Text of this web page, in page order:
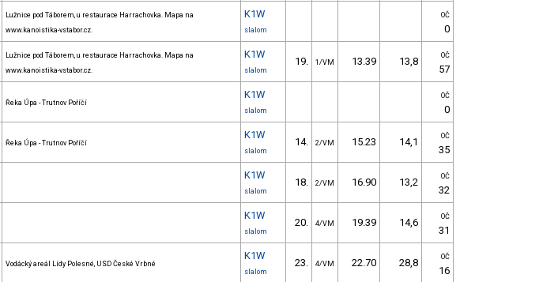
Lužnice pod Táborem, u restaurace Harrachovka. Mapa na
www.kanoistika-vstabor.cz.
K1W
slalom
OČ
0
Lužnice pod Táborem, u restaurace Harrachovka. Mapa na
www.kanoistika-vstabor.cz.
K1W
slalom
19. 1/VM 13.39 13,8 OČ
57
Řeka Úpa - Trutnov Poříčí
K1W
slalom
OČ
0
Řeka Úpa - Trutnov Poříčí
K1W
slalom
14. 2/VM 15.23 14,1 OČ
35
K1W
slalom
18. 2/VM 16.90 13,2 OČ
32
K1W
slalom
20. 4/VM 19.39 14,6 OČ
31
Vodácký areál Lídy Polesné, USD České Vrbné
K1W
slalom
23. 4/VM 22.70 28,8 OČ
16